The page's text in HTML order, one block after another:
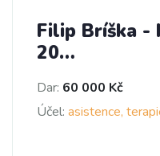
Filip Bríška -
20…
Dar: 60 000 Kč
Účel: asistence,